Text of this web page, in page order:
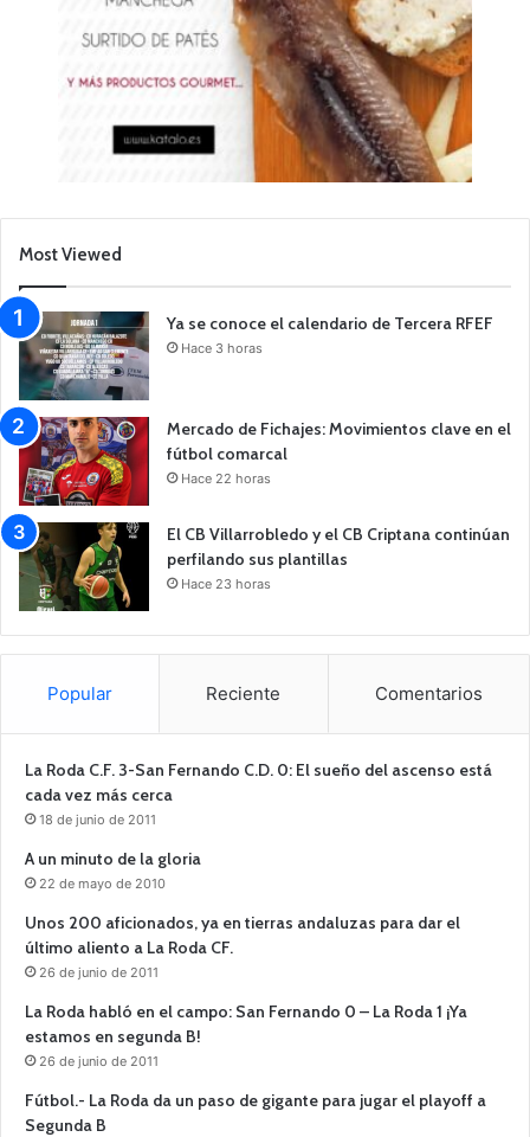
Most Viewed
Ya se conoce el calendario de Tercera RFEF
Hace 3 horas
Mercado de Fichajes: Movimientos clave en el
fútbol comarcal
Hace 22 horas
El CB Villarrobledo y el CB Criptana continúan
perfilando sus plantillas
Hace 23 horas
Popular Reciente Comentarios
La Roda C.F. 3-San Fernando C.D. 0: El sueño del ascenso está
cada vez más cerca
18 de junio de 2011
A un minuto de la gloria
22 de mayo de 2010
Unos 200 aficionados, ya en tierras andaluzas para dar el
último aliento a La Roda CF.
26 de junio de 2011
La Roda habló en el campo: San Fernando 0 – La Roda 1 ¡Ya
estamos en segunda B!
26 de junio de 2011
Fútbol.- La Roda da un paso de gigante para jugar el playoff a
Segunda B